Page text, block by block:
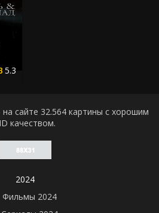
5.3
сайте 32.564 картины с хорошим
качеством.
2024
Фильмы 2024